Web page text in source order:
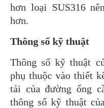
hơn loại SUS316
hơn.
Thông số kỹ thuật
Thông số kỹ thuật
phụ thuộc vào thiết
tải của đường ống
thông số kỹ thuật